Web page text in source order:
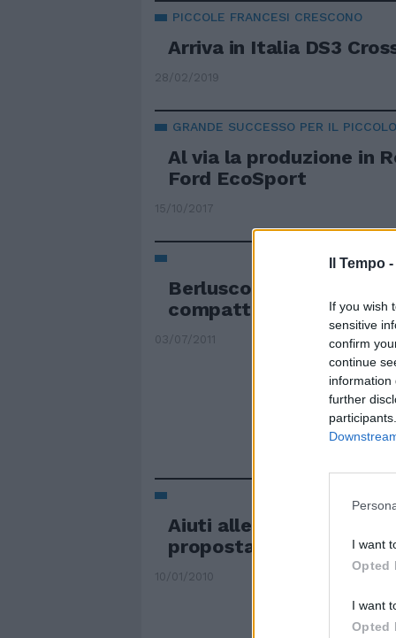
Il Tempo -
If you wish
sensitive
confirm
continue
information
further
I want
Opted
I want
Opted
PICCOLE FRANCESI CRESCONO
Arriva in Italia DS3
28/02/2019
GRANDE SUCCESSO PER IL
Al via la produzione in
Ford EcoSport
15/10/2017
Berlusconi: il partito è
compatto
03/07/2011
Aiuti alle famiglie, ok
proposta di Alemanno
10/01/2010